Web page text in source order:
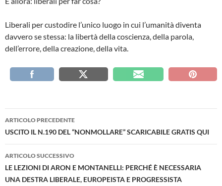
Liberali per custodire l’unico luogo in cui l’umanità diventa
davvero se stessa: la libertà della coscienza, della parola,
dell’errore, della creazione, della vita.
Navigazione
articolo
ARTICOLO PRECEDENTE
USCITO IL N.190 DEL “NONMOLLARE” SCARICABILE GRATIS QUI
ARTICOLO SUCCESSIVO
LE LEZIONI DI ARON E MONTANELLI: PERCHÉ È NECESSARIA
UNA DESTRA LIBERALE, EUROPEISTA E PROGRESSISTA